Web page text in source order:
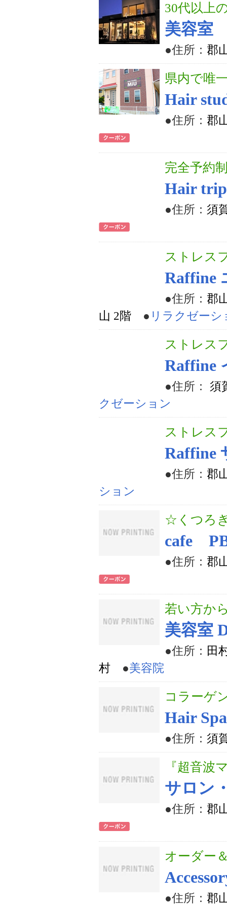
30代以上
美容室
●住所： 郡
県内で唯
Hair
●住所： 郡
完全予約
Hair
●住所： 須
ストレス
Raffine
●住所： 郡
山 2階 ● リラクゼーシ
ストレス
Raffine
●住所：
須
クゼーション
ストレス
Raffine
●住所： 郡
ション
☆くつろ
cafe
●住所： 郡
若い方か
美容室
●住所： 田
村 ●美容院
コラーゲ
Hair
●住所： 須
『超音波
サロン
●住所： 郡
オーダー
●住所： 郡